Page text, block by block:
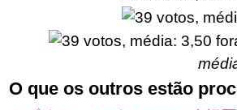
O que os outros estão